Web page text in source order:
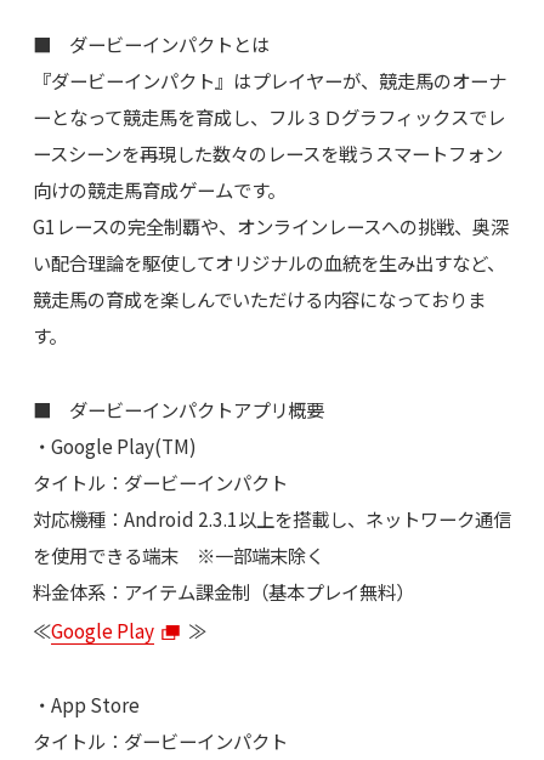
■ ダービーインパクトとは
『ダービーインパクト』はプレイヤーが、競走馬のオーナ
ーとなって競走馬を育成し、フル３Ｄグラフィックスでレ
ースシーンを再現した数々のレースを戦うスマートフォン
向けの競走馬育成ゲームです。
G1レースの完全制覇や、オンラインレースへの挑戦、奥深
い配合理論を駆使してオリジナルの血統を生み出すなど、
競走馬の育成を楽しんでいただける内容になっておりま
す。
■ ダービーインパクトアプリ概要
・Google Play(TM)
タイトル：ダービーインパクト
対応機種：Android 2.3.1以上を搭載し、ネットワーク通信
を使用できる端末 ※一部端末除く
料金体系：アイテム課金制（基本プレイ無料）
≪Google Play ≫
・App Store
タイトル：ダービーインパクト